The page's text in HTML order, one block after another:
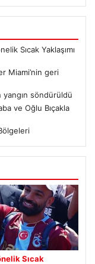
Sıcak Yaklaşımı
Miami’nin geri
yangın söndürüldü
ve Oğlu Bıçakla
Sıcak